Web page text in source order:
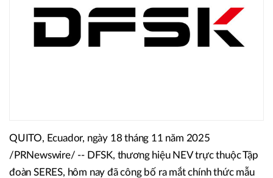
QUITO, Ecuador, ngày 18 tháng 11 năm 2025
/PRNewswire/ -- DFSK, thương hiệu NEV trực thuộc Tập
đoàn SERES, hôm nay đã công bố ra mắt chính thức mẫu